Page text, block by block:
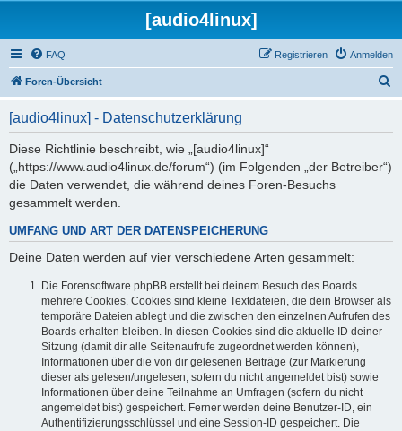
[audio4linux]
FAQ Anmelden
Registrieren
Foren-Übersicht
[audio4linux] - Datenschutzerklärung
Diese Richtlinie beschreibt, wie „[audio4linux]“
(„https://www.audio4linux.de/forum“) (im Folgenden „der Betreiber“)
die Daten verwendet, die während deines Foren-Besuchs
gesammelt werden.
UMFANG UND ART DER DATENSPEICHERUNG
Deine Daten werden auf vier verschiedene Arten gesammelt:
Die Forensoftware phpBB erstellt bei deinem Besuch des Boards
mehrere Cookies. Cookies sind kleine Textdateien, die dein Browser als
temporäre Dateien ablegt und die zwischen den einzelnen Aufrufen des
Boards erhalten bleiben. In diesen Cookies sind die aktuelle ID deiner
Sitzung (damit dir alle Seitenaufrufe zugeordnet werden können),
Informationen über die von dir gelesenen Beiträge (zur Markierung
dieser als gelesen/ungelesen; sofern du nicht angemeldet bist) sowie
Informationen über deine Teilnahme an Umfragen (sofern du nicht
angemeldet bist) gespeichert. Ferner werden deine Benutzer-ID, ein
Authentifizierungsschlüssel und eine Session-ID gespeichert. Die